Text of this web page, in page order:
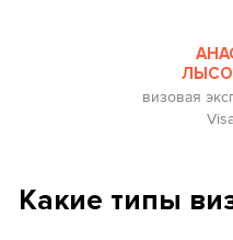
визовая
Какие типы